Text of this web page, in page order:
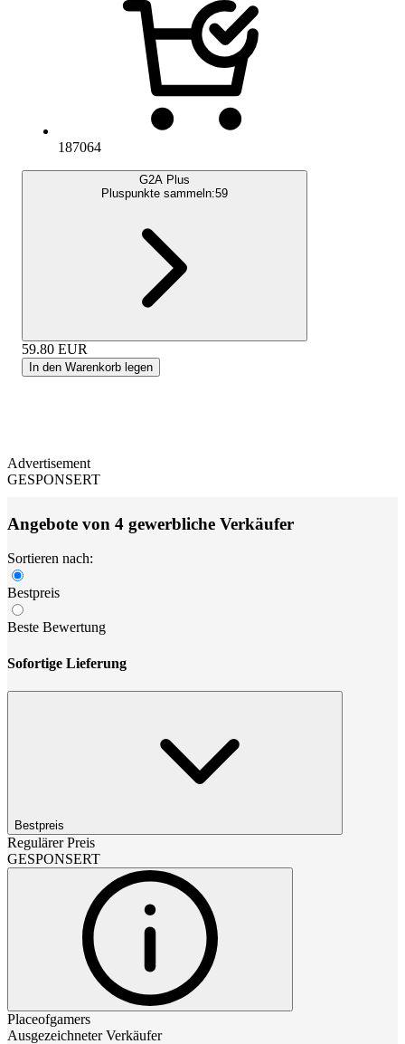
187064
G2A Plus
Pluspunkte sammeln:59
59.80 EUR
In den Warenkorb legen
Advertisement
GESPONSERT
Angebote von 4 gewerbliche Verkäufer
Sortieren nach:
Bestpreis
Beste Bewertung
Sofortige Lieferung
Bestpreis
Regulärer Preis
GESPONSERT
Placeofgamers
Ausgezeichneter Verkäufer